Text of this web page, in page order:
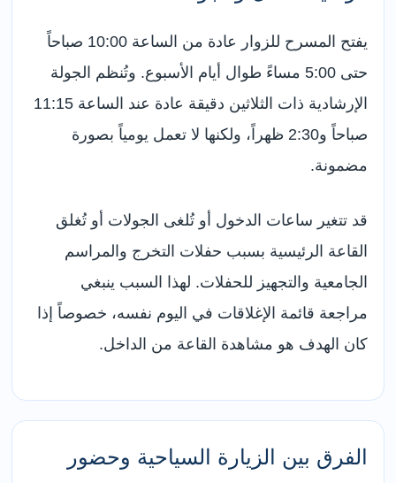
يفتح المسرح للزوار عادة من الساعة 10:00 صباحاً
حتى 5:00 مساءً طوال أيام الأسبوع. وتُنظم الجولة
الإرشادية ذات الثلاثين دقيقة عادة عند الساعة 11:15
صباحاً و2:30 ظهراً، ولكنها لا تعمل يومياً بصورة
مضمونة.
قد تتغير ساعات الدخول أو تُلغى الجولات أو تُغلق
القاعة الرئيسية بسبب حفلات التخرج والمراسم
الجامعية والتجهيز للحفلات. لهذا السبب ينبغي
مراجعة قائمة الإغلاقات في اليوم نفسه، خصوصاً إذا
كان الهدف هو مشاهدة القاعة من الداخل.
الفرق بين الزيارة السياحية وحضور